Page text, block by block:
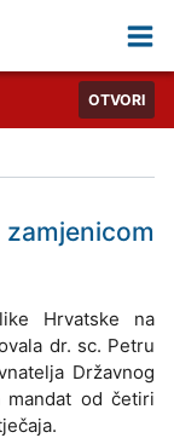
OTVORI
Hrvatske na
dr. sc. Petru
Državnog
mandat od četiri